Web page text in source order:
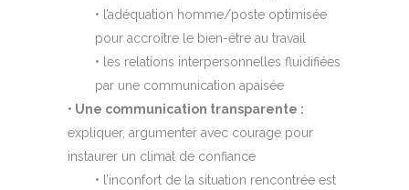
• l’adéquation homme/poste optimisée
pour accroître le bien-être au travail
• les relations interpersonnelles fluidifiées
par une communication apaisée
• Une communication transparente :
expliquer, argumenter avec courage pour
instaurer un climat de confiance
• l’inconfort de la situation rencontrée est